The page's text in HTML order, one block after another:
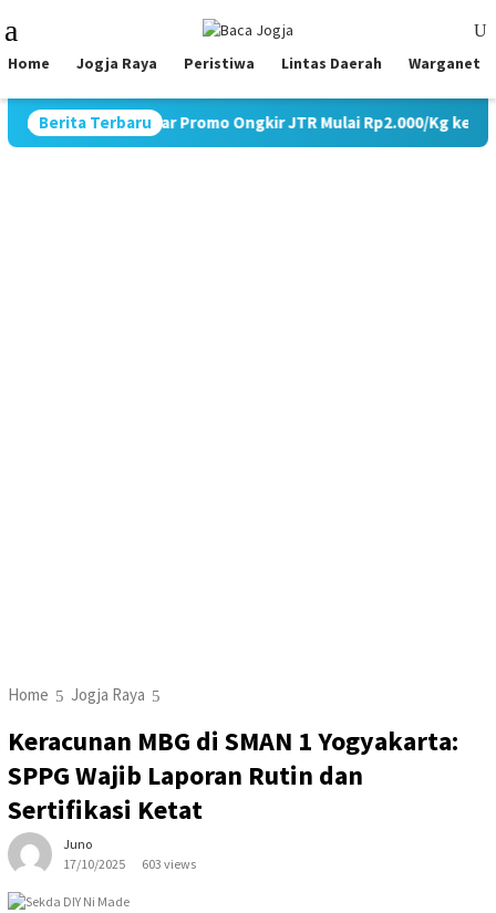
to
content
Menu
Home Jogja Raya Peristiwa Lintas Daerah Warganet
Berita Terbaru
JNE Gelar Promo Ongkir JTR Mulai Rp2.000/Kg ke Seluruh
Home Jogja Raya
Keracunan MBG di SMAN 1 Yogyakarta:
SPPG Wajib Laporan Rutin dan
Sertifikasi Ketat
Juno
17/10/2025
603 views